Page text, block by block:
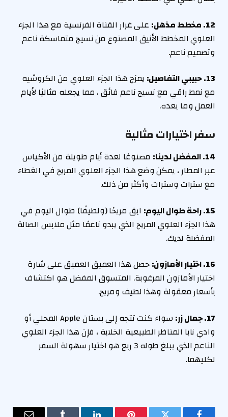
12. مخطط مذهل:
على غرار القناة الفرنسية مع هذا الجزء
العلوي المخطط الأنيق المصنوع من نسيج متماسكة ناعم
وتصميم ناعم.
13. حبيبي التفاصيل:
يمزج هذا الجزء العلوي من الكروشيه
مع نمط راقي مع نسيج ناعم فائق ، مما يجعله مثاليًا لأيام
العمل وما بعده.
سفر اختيارات مثالية
14. المفضل لدينا:
مصنوعًا لعدة أيام طويلة من الأكياس
عبر المطار ، يمكن وضع هذا الجزء العلوي المريح في الغطاء
مع سترات وسترات وأكثر من ذلك.
15. راحة طوال اليوم:
ابق مريحًا (ولطيفًا) طوال اليوم في
هذا الجزء العلوي المريح الذي يبدو ناعمًا مثل ملابس الصالة
المفضلة لديك.
16. اختيار الأمازون:
حصل هذا العميق العميق على شارة
اختيار الأمازون المرغوبة. المتسوق المفضل هو اكتشاف
بأسعار معقولة وهذا لطيف ومريح.
17. جمال زر:
سواء كنت تتجه إلى بستان Apple المحلي أو
وادي نابا المناظر الطبيعية الخلابة ، فإن هذا الجزء العلوي
الناعم الذي يبلغ طوله 3 ربع هو اختيار سهولة السفر
لكليهما.